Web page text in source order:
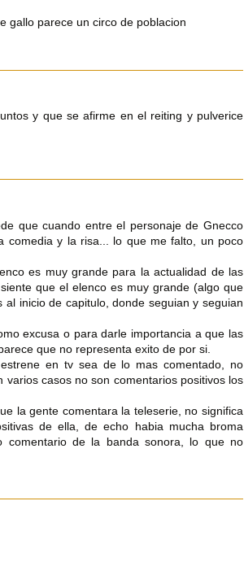
gallo parece un circo de poblacion
y que se afirme en el reiting y pulverice
que cuando entre el personaje de Gnecco
comedia y la risa... lo que me falto, un poco
es muy grande para la actualidad de las
que el elenco es muy grande (algo que
inicio de capitulo, donde seguian y seguian
excusa o para darle importancia a que las
que no representa exito de por si.
en tv sea de lo mas comentado, no
varios casos no son comentarios positivos los
la gente comentara la teleserie, no significa
de ella, de echo habia mucha broma
de la banda sonora, lo que no